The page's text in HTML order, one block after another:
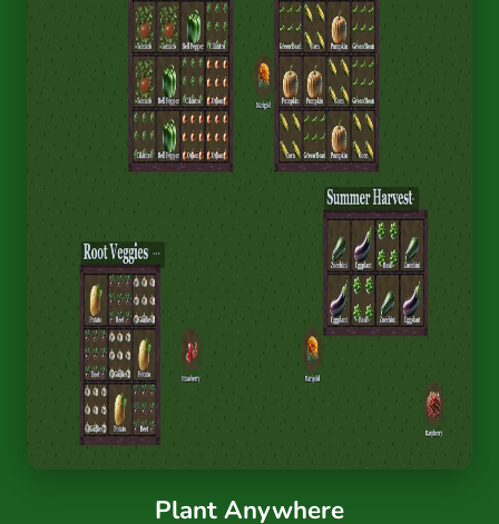
Plant Anywhere